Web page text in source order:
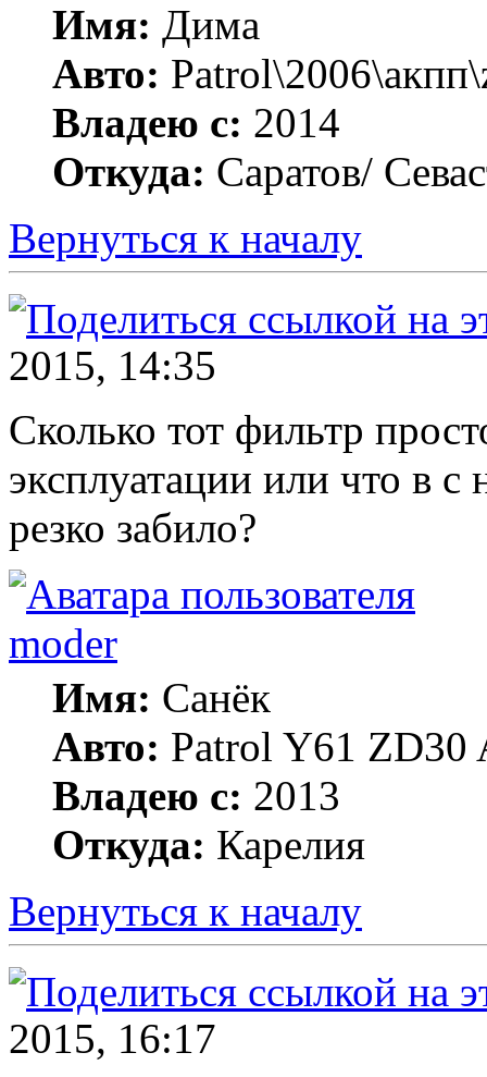
Имя: Дима
Авто:
Владею с: 2014
Откуда: Саратов/
Вернуться к началу
2015, 14:35
Сколько тот фильтр
эксплуатации или что в
резко забило?
moder
Имя: Санёк
Авто: Patrol Y61 ZD30
Владею с: 2013
Откуда: Карелия
Вернуться к началу
2015, 16:17